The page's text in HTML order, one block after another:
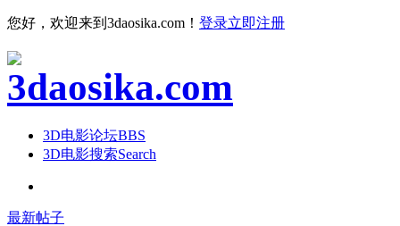
您好，欢迎来到3daosika.com！ 登录立即注册
3D电影论坛BBS
3D电影搜索Search
最新帖子